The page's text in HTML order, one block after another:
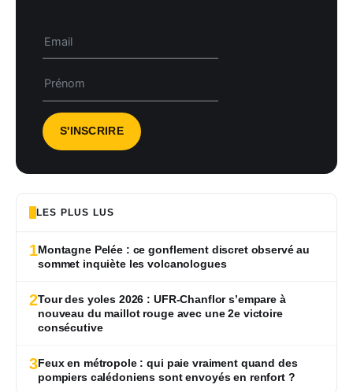
LES PLUS LUS
1Montagne Pelée : ce gonflement discret observé au
sommet inquiète les volcanologues
2Tour des yoles 2026 : UFR-Chanflor s’empare à
nouveau du maillot rouge avec une 2e victoire
consécutive
3Feux en métropole : qui paie vraiment quand des
pompiers calédoniens sont envoyés en renfort ?